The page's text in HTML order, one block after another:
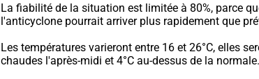
La fiabilité de la situation est limitée à 80%, parce
l'anticyclone pourrait arriver plus rapidement que
Les températures varieront entre 16 et 26°C, elles
chaudes l'après-midi et 4°C au-dessus de la normale.